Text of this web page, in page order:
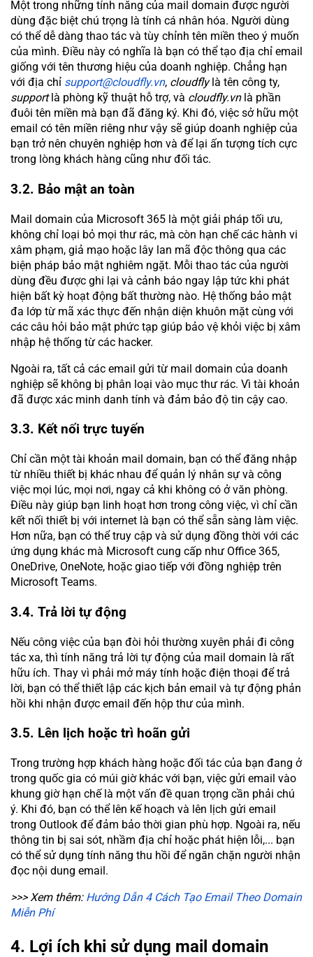
Một trong những tính năng của mail domain được người
dùng đặc biệt chú trọng là tính cá nhân hóa. Người dùng
có thể dễ dàng thao tác và tùy chỉnh tên miền theo ý muốn
của mình. Điều này có nghĩa là bạn có thể tạo địa chỉ email
giống với tên thương hiệu của doanh nghiệp. Chẳng hạn
với địa chỉ support@cloudfly.vn, cloudfly là tên công ty,
support là phòng kỹ thuật hỗ trợ, và cloudfly.vnlà phần
đuôi tên miền mà bạn đã đăng ký. Khi đó, việc sở hữu một
email có tên miền riêng như vậy sẽ giúp doanh nghiệp của
bạn trở nên chuyên nghiệp hơn và để lại ấn tượng tích cực
trong lòng khách hàng cũng như đối tác.
3.2. Bảo mật an toàn
Mail domain của Microsoft 365 là một giải pháp tối ưu,
không chỉ loại bỏ mọi thư rác, mà còn hạn chế các hành vi
xâm phạm, giả mạo hoặc lây lan mã độc thông qua các
biện pháp bảo mật nghiêm ngặt. Mỗi thao tác của người
dùng đều được ghi lại và cảnh báo ngay lập tức khi phát
hiện bất kỳ hoạt động bất thường nào. Hệ thống bảo mật
đa lớp từ mã xác thực đến nhận diện khuôn mặt cùng với
các câu hỏi bảo mật phức tạp giúp bảo vệ khỏi việc bị xâm
nhập hệ thống từ các hacker.
Ngoài ra, tất cả các email gửi từ mail domain của doanh
nghiệp sẽ không bị phân loại vào mục thư rác. Vì tài khoản
đã được xác minh danh tính và đảm bảo độ tin cậy cao.
3.3. Kết nối trực tuyến
Chỉ cần một tài khoản mail domain, bạn có thể đăng nhập
từ nhiều thiết bị khác nhau để quản lý nhân sự và công
việc mọi lúc, mọi nơi, ngay cả khi không có ở văn phòng.
Điều này giúp bạn linh hoạt hơn trong công việc, vì chỉ cần
kết nối thiết bị với internet là bạn có thể sẵn sàng làm việc.
Hơn nữa, bạn có thể truy cập và sử dụng đồng thời với các
ứng dụng khác mà Microsoft cung cấp như Office 365,
OneDrive, OneNote, hoặc giao tiếp với đồng nghiệp trên
Microsoft Teams.
3.4. Trả lời tự động
Nếu công việc của bạn đòi hỏi thường xuyên phải đi công
tác xa, thì tính năng trả lời tự động của mail domain là rất
hữu ích. Thay vì phải mở máy tính hoặc điện thoại để trả
lời, bạn có thể thiết lập các kịch bản email và tự động phản
hồi khi nhận được email đến hộp thư của mình.
3.5. Lên lịch hoặc trì hoãn gửi
Trong trường hợp khách hàng hoặc đối tác của bạn đang ở
trong quốc gia có múi giờ khác với bạn, việc gửi email vào
khung giờ hạn chế là một vấn đề quan trọng cần phải chú
ý. Khi đó, bạn có thể lên kế hoạch và lên lịch gửi email
trong Outlook để đảm bảo thời gian phù hợp. Ngoài ra, nếu
thông tin bị sai sót, nhầm địa chỉ hoặc phát hiện lỗi,... bạn
có thể sử dụng tính năng thu hồi để ngăn chặn người nhận
đọc nội dung email.
>>> Xem thêm: Hướng Dẫn 4 Cách Tạo Email Theo Domain
Miễn Phí
4. Lợi ích khi sử dụng mail domain